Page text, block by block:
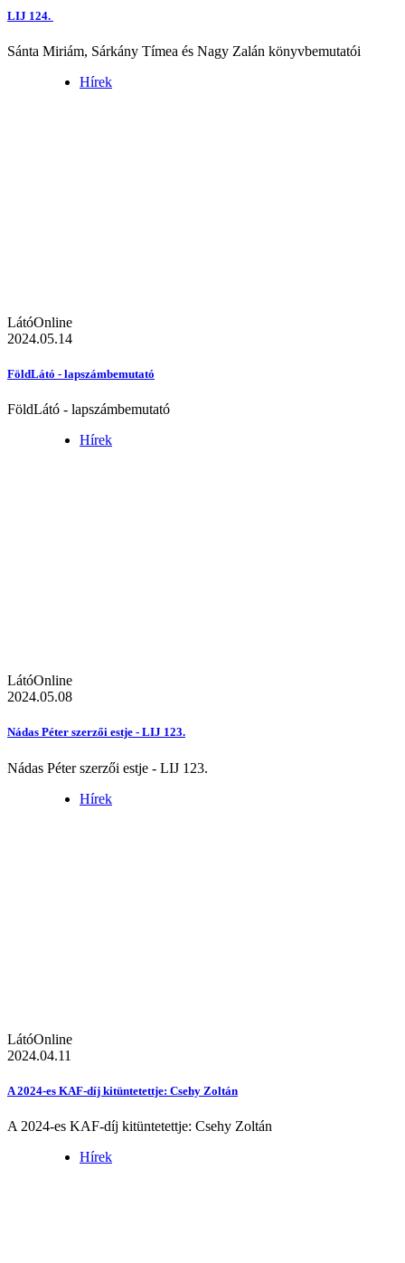
LIJ 124.
Sánta Miriám, Sárkány Tímea és Nagy Zalán könyvbemutatói
Hírek
LátóOnline
2024.05.14
FöldLátó - lapszámbemutató
FöldLátó - lapszámbemutató
Hírek
LátóOnline
2024.05.08
Nádas Péter szerzői estje - LIJ 123.
Nádas Péter szerzői estje - LIJ 123.
Hírek
LátóOnline
2024.04.11
A 2024-es KAF-díj kitüntetettje: Csehy Zoltán
A 2024-es KAF-díj kitüntetettje: Csehy Zoltán
Hírek